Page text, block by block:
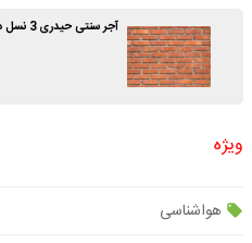
آجر سنتی حیدری 3 نسل در کنار ایرانیان
ویژه
هواشناسی